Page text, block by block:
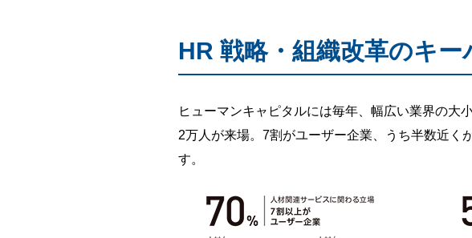
HR 戦略・組織改革のキ
ヒューマンキャピタルには毎年、幅広い業界の大
2万人が来場。7割がユーザー企業、うち半数近く
す。